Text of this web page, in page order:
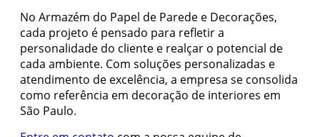
No Armazém do Papel de Parede e Decorações,
cada projeto é pensado para refletir a
personalidade do cliente e realçar o potencial de
cada ambiente. Com soluções personalizadas e
atendimento de excelência, a empresa se consolida
como referência em decoração de interiores em
São Paulo.